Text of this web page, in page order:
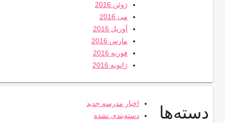
ژوئن 2016
می 2016
آوریل 2016
مارس 2016
فوریه 2016
ژانویه 2016
دسته‌ها
اخبار مدرسه جدید
دسته‌بندی نشده